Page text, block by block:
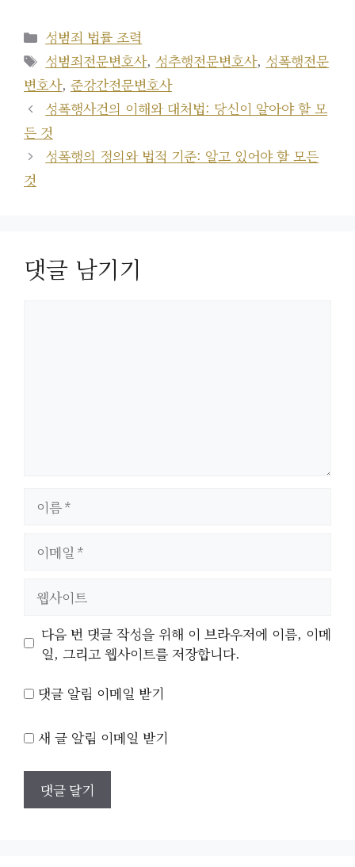
카
테
고
리
성범죄 법률 조력
태
그
성범죄전문변호사, 성추행전문변호사, 성폭행전문
변호사, 준강간전문변호사
성폭행사건의 이해와 대처법: 당신이 알아야 할 모
든 것
성폭행의 정의와 법적 기준: 알고 있어야 할 모든
것
댓글 남기기
트
다음 번 댓글 작성을 위해 이 브라우저에 이름, 이메
일, 그리고 웹사이트를 저장합니다.
댓글 알림 이메일 받기
새 글 알림 이메일 받기